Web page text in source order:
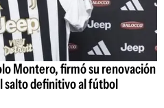
Montero, firmó su renovación
salto definitivo al fútbol